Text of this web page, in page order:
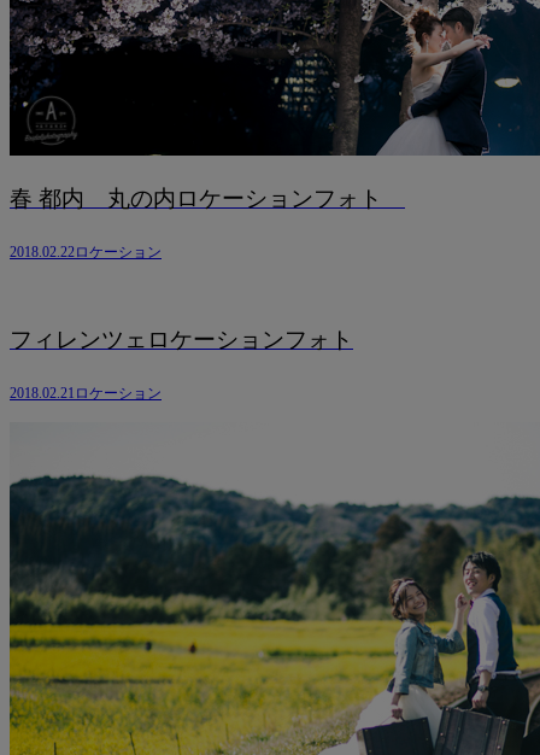
春 都内 丸の内ロケーションフォト
2018.02.22 ロケーション
フィレンツェロケーションフォト
2018.02.21 ロケーション